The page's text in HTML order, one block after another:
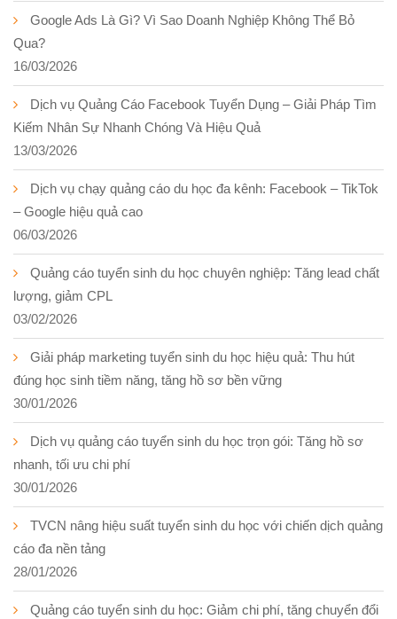
Google Ads Là Gì? Vì Sao Doanh Nghiệp Không Thể Bỏ
Qua?
16/03/2026
Dịch vụ Quảng Cáo Facebook Tuyển Dụng – Giải Pháp Tìm
Kiếm Nhân Sự Nhanh Chóng Và Hiệu Quả
13/03/2026
Dịch vụ chạy quảng cáo du học đa kênh: Facebook – TikTok
– Google hiệu quả cao
06/03/2026
Quảng cáo tuyển sinh du học chuyên nghiệp: Tăng lead chất
lượng, giảm CPL
03/02/2026
Giải pháp marketing tuyển sinh du học hiệu quả: Thu hút
đúng học sinh tiềm năng, tăng hồ sơ bền vững
30/01/2026
Dịch vụ quảng cáo tuyển sinh du học trọn gói: Tăng hồ sơ
nhanh, tối ưu chi phí
30/01/2026
TVCN nâng hiệu suất tuyển sinh du học với chiến dịch quảng
cáo đa nền tảng
28/01/2026
Quảng cáo tuyển sinh du học: Giảm chi phí, tăng chuyển đổi